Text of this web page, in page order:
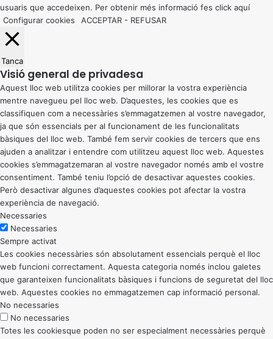
usuaris que accedeixen. Per obtenir més informació fes click aquí
Configurar cookies
ACCEPTAR - REFUSAR
Tanca
Visió general de privadesa
Aquest lloc web utilitza cookies per millorar la vostra experiència
mentre navegueu pel lloc web. D’aquestes, les cookies que es
classifiquen com a necessàries s’emmagatzemen al vostre navegador,
ja que són essencials per al funcionament de les funcionalitats
bàsiques del lloc web. També fem servir cookies de tercers que ens
ajuden a analitzar i entendre com utilitzeu aquest lloc web. Aquestes
cookies s’emmagatzemaran al vostre navegador només amb el vostre
consentiment. També teniu l’opció de desactivar aquestes cookies.
Però desactivar algunes d’aquestes cookies pot afectar la vostra
experiència de navegació.
Necessaries
Necessaries
Sempre activat
Les cookies necessàries són absolutament essencials perquè el lloc
web funcioni correctament. Aquesta categoria només inclou galetes
que garanteixen funcionalitats bàsiques i funcions de seguretat del lloc
web. Aquestes cookies no emmagatzemen cap informació personal.
No necessaries
No necessaries
Totes les cookiesque poden no ser especialment necessàries perquè